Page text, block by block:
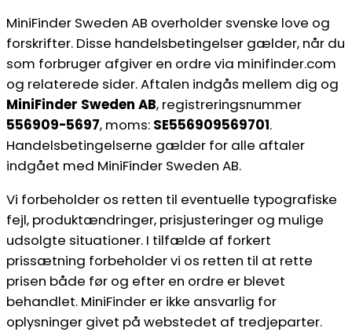
MiniFinder Sweden AB overholder svenske love og
forskrifter. Disse handelsbetingelser gælder, når du
som forbruger afgiver en ordre via minifinder.com
og relaterede sider. Aftalen indgås mellem dig og
MiniFinder Sweden AB, registreringsnummer
556909-5697, moms: SE556909569701.
Handelsbetingelserne gælder for alle aftaler
indgået med MiniFinder Sweden AB.
Vi forbeholder os retten til eventuelle typografiske
fejl, produktændringer, prisjusteringer og mulige
udsolgte situationer. I tilfælde af forkert
prissætning forbeholder vi os retten til at rette
prisen både før og efter en ordre er blevet
behandlet. MiniFinder er ikke ansvarlig for
oplysninger givet på webstedet af tredjeparter.